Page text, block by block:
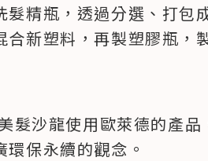
髮精瓶，透過分選、打包
合新塑料，再製塑膠瓶，
髮沙龍使用歐萊德的產
保永續的觀念。